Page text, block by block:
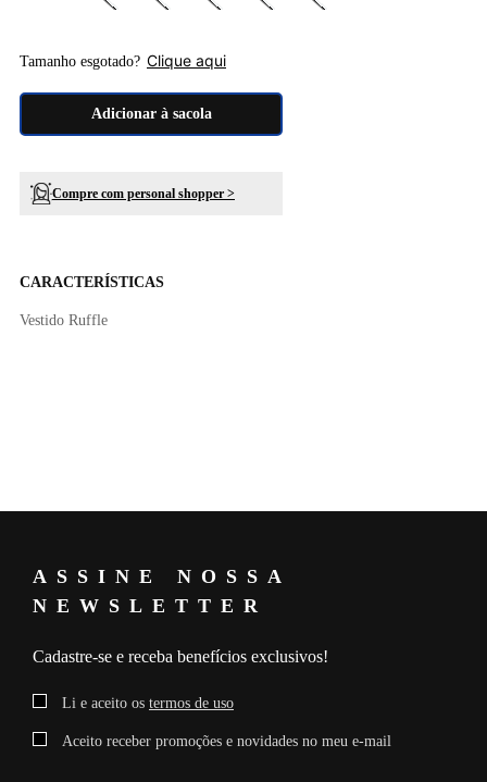
Tamanho esgotado? Clique aqui
Adicionar à sacola
Compre com personal shopper >
CARACTERÍSTICAS
Vestido Ruffle
ASSINE NOSSA
NEWSLETTER
Cadastre-se e receba benefícios exclusivos!
Li e aceito os termos de uso
Aceito receber promoções e novidades no meu e-mail